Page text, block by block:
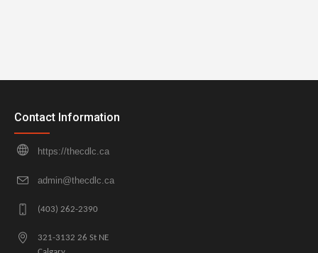
Contact Information
https://thecdlc.ca
admin@thecdlc.ca
(403) 262-2390
321-3132 26 St NE